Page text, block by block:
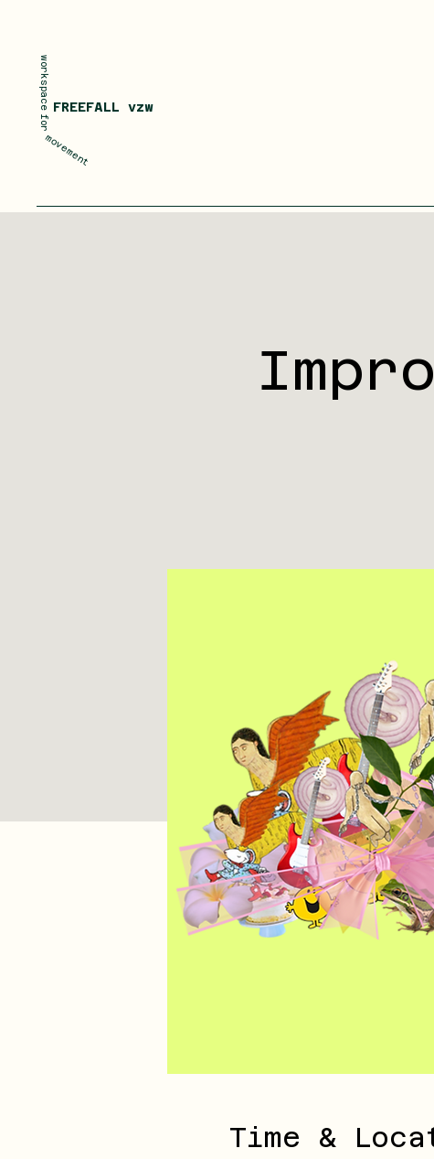
FREEFALL vzw
movement
for
workspace
Time &